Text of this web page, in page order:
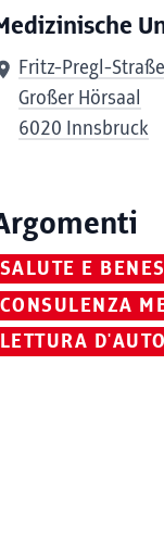
Fritz-Pregl-
Großer Hörsaal
6020 Innsbruck
SALUTE E
CONSULENZA
LETTURA